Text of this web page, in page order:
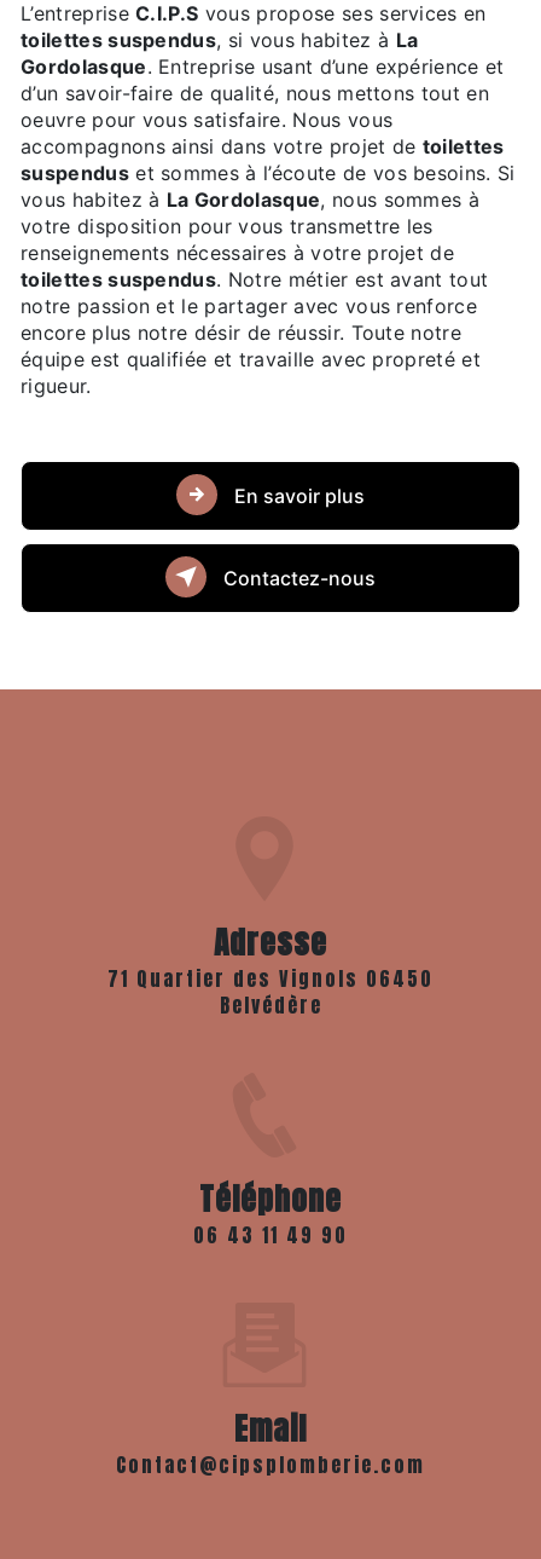
L’entrepriseC.I.P.S vous propose ses services en
toilettes suspendus, si vous habitez à La
Gordolasque. Entreprise usant d’une expérience et
d’un savoir-faire de qualité, nous mettons tout en
oeuvre pour vous satisfaire. Nous vous
accompagnons ainsi dans votre projet de toilettes
suspenduset sommes à l’écoute de vos besoins. Si
vous habitez à La Gordolasque, nous sommes à
votre disposition pour vous transmettre les
renseignements nécessaires à votre projet de
toilettes suspendus. Notre métier est avant tout
notre passion et le partager avec vous renforce
encore plus notre désir de réussir. Toute notre
équipe est qualifiée et travaille avec propreté et
rigueur.
En savoir plus
Contactez-nous
Adresse
71 Quartier des Vignols 06450
Belvédère
Téléphone
06 43 11 49 90
Email
contact@cipsplomberie.com